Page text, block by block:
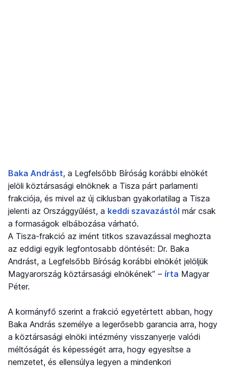
Baka Andrást, a Legfelsőbb Bíróság korábbi elnökét
jelöli köztársasági elnöknek a Tisza párt parlamenti
frakciója, és mivel az új ciklusban gyakorlatilag a Tisza
jelenti az Országgyűlést, a keddi szavazástól már csak
a formaságok elbábozása várható.
A Tisza-frakció az imént titkos szavazással meghozta
az eddigi egyik legfontosabb döntését: Dr. Baka
Andrást, a Legfelsőbb Bíróság korábbi elnökét jelöljük
Magyarország köztársasági elnökének” – írta Magyar
Péter.
A kormányfő szerint a frakció egyetértett abban, hogy
Baka András személye a legerősebb garancia arra, hogy
a köztársasági elnöki intézmény visszanyerje valódi
méltóságát és képességét arra, hogy egyesítse a
nemzetet, és ellensúlya legyen a mindenkori